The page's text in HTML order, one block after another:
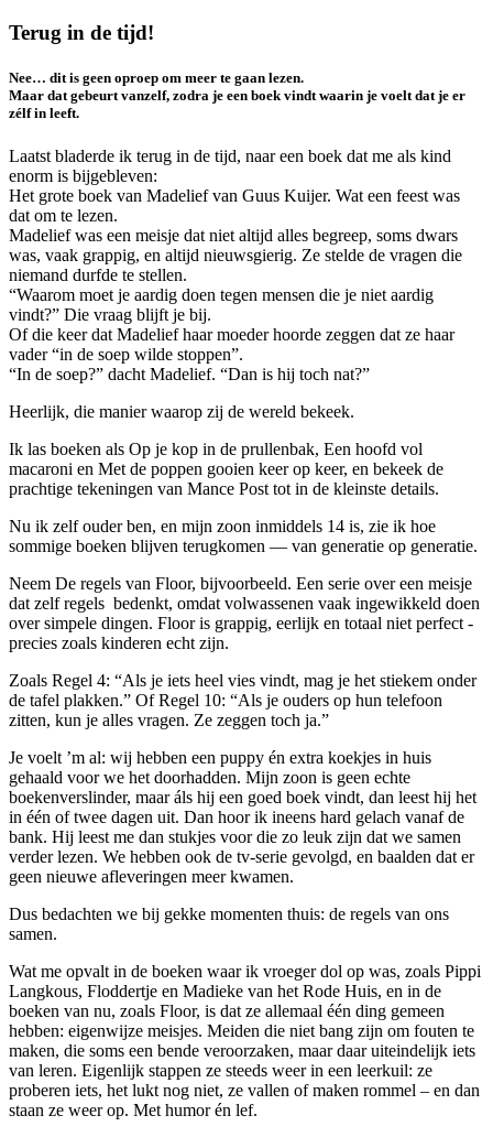
Terug in de tijd!
Nee… dit is geen oproep om meer te gaan lezen.
Maar dat gebeurt vanzelf, zodra je een boek vindt waarin je voelt dat je er
zélf in leeft.
Laatst bladerde ik terug in de tijd, naar een boek dat me als kind
enorm is bijgebleven:
Het grote boek van Madelief van Guus Kuijer. Wat een feest was
dat om te lezen.
Madelief was een meisje dat niet altijd alles begreep, soms dwars
was, vaak grappig, en altijd nieuwsgierig. Ze stelde de vragen die
niemand durfde te stellen.
“Waarom moet je aardig doen tegen mensen die je niet aardig
vindt?” Die vraag blijft je bij.
Of die keer dat Madelief haar moeder hoorde zeggen dat ze haar
vader “in de soep wilde stoppen”.
“In de soep?” dacht Madelief. “Dan is hij toch nat?”
Heerlijk, die manier waarop zij de wereld bekeek.
Ik las boeken als Op je kop in de prullenbak, Een hoofd vol
macaroni en Met de poppen gooien keer op keer, en bekeek de
prachtige tekeningen van Mance Post tot in de kleinste details.
Nu ik zelf ouder ben, en mijn zoon inmiddels 14 is, zie ik hoe
sommige boeken blijven terugkomen — van generatie op generatie.
Neem De regels van Floor, bijvoorbeeld. Een serie over een meisje
dat zelf regels bedenkt, omdat volwassenen vaak ingewikkeld doen
over simpele dingen. Floor is grappig, eerlijk en totaal niet perfect -
precies zoals kinderen echt zijn.
Zoals Regel 4: “Als je iets heel vies vindt, mag je het stiekem onder
de tafel plakken.” Of Regel 10: “Als je ouders op hun telefoon
zitten, kun je alles vragen. Ze zeggen toch ja.”
Je voelt ’m al: wij hebben een puppy én extra koekjes in huis
gehaald voor we het doorhadden. Mijn zoon is geen echte
boekenverslinder, maar áls hij een goed boek vindt, dan leest hij het
in één of twee dagen uit. Dan hoor ik ineens hard gelach vanaf de
bank. Hij leest me dan stukjes voor die zo leuk zijn dat we samen
verder lezen. We hebben ook de tv-serie gevolgd, en baalden dat er
geen nieuwe afleveringen meer kwamen.
Dus bedachten we bij gekke momenten thuis: de regels van ons
samen.
Wat me opvalt in de boeken waar ik vroeger dol op was, zoals Pippi
Langkous, Floddertje en Madieke van het Rode Huis, en in de
boeken van nu, zoals Floor, is dat ze allemaal één ding gemeen
hebben: eigenwijze meisjes. Meiden die niet bang zijn om fouten te
maken, die soms een bende veroorzaken, maar daar uiteindelijk iets
van leren. Eigenlijk stappen ze steeds weer in een leerkuil: ze
proberen iets, het lukt nog niet, ze vallen of maken rommel – en dan
staan ze weer op. Met humor én lef.